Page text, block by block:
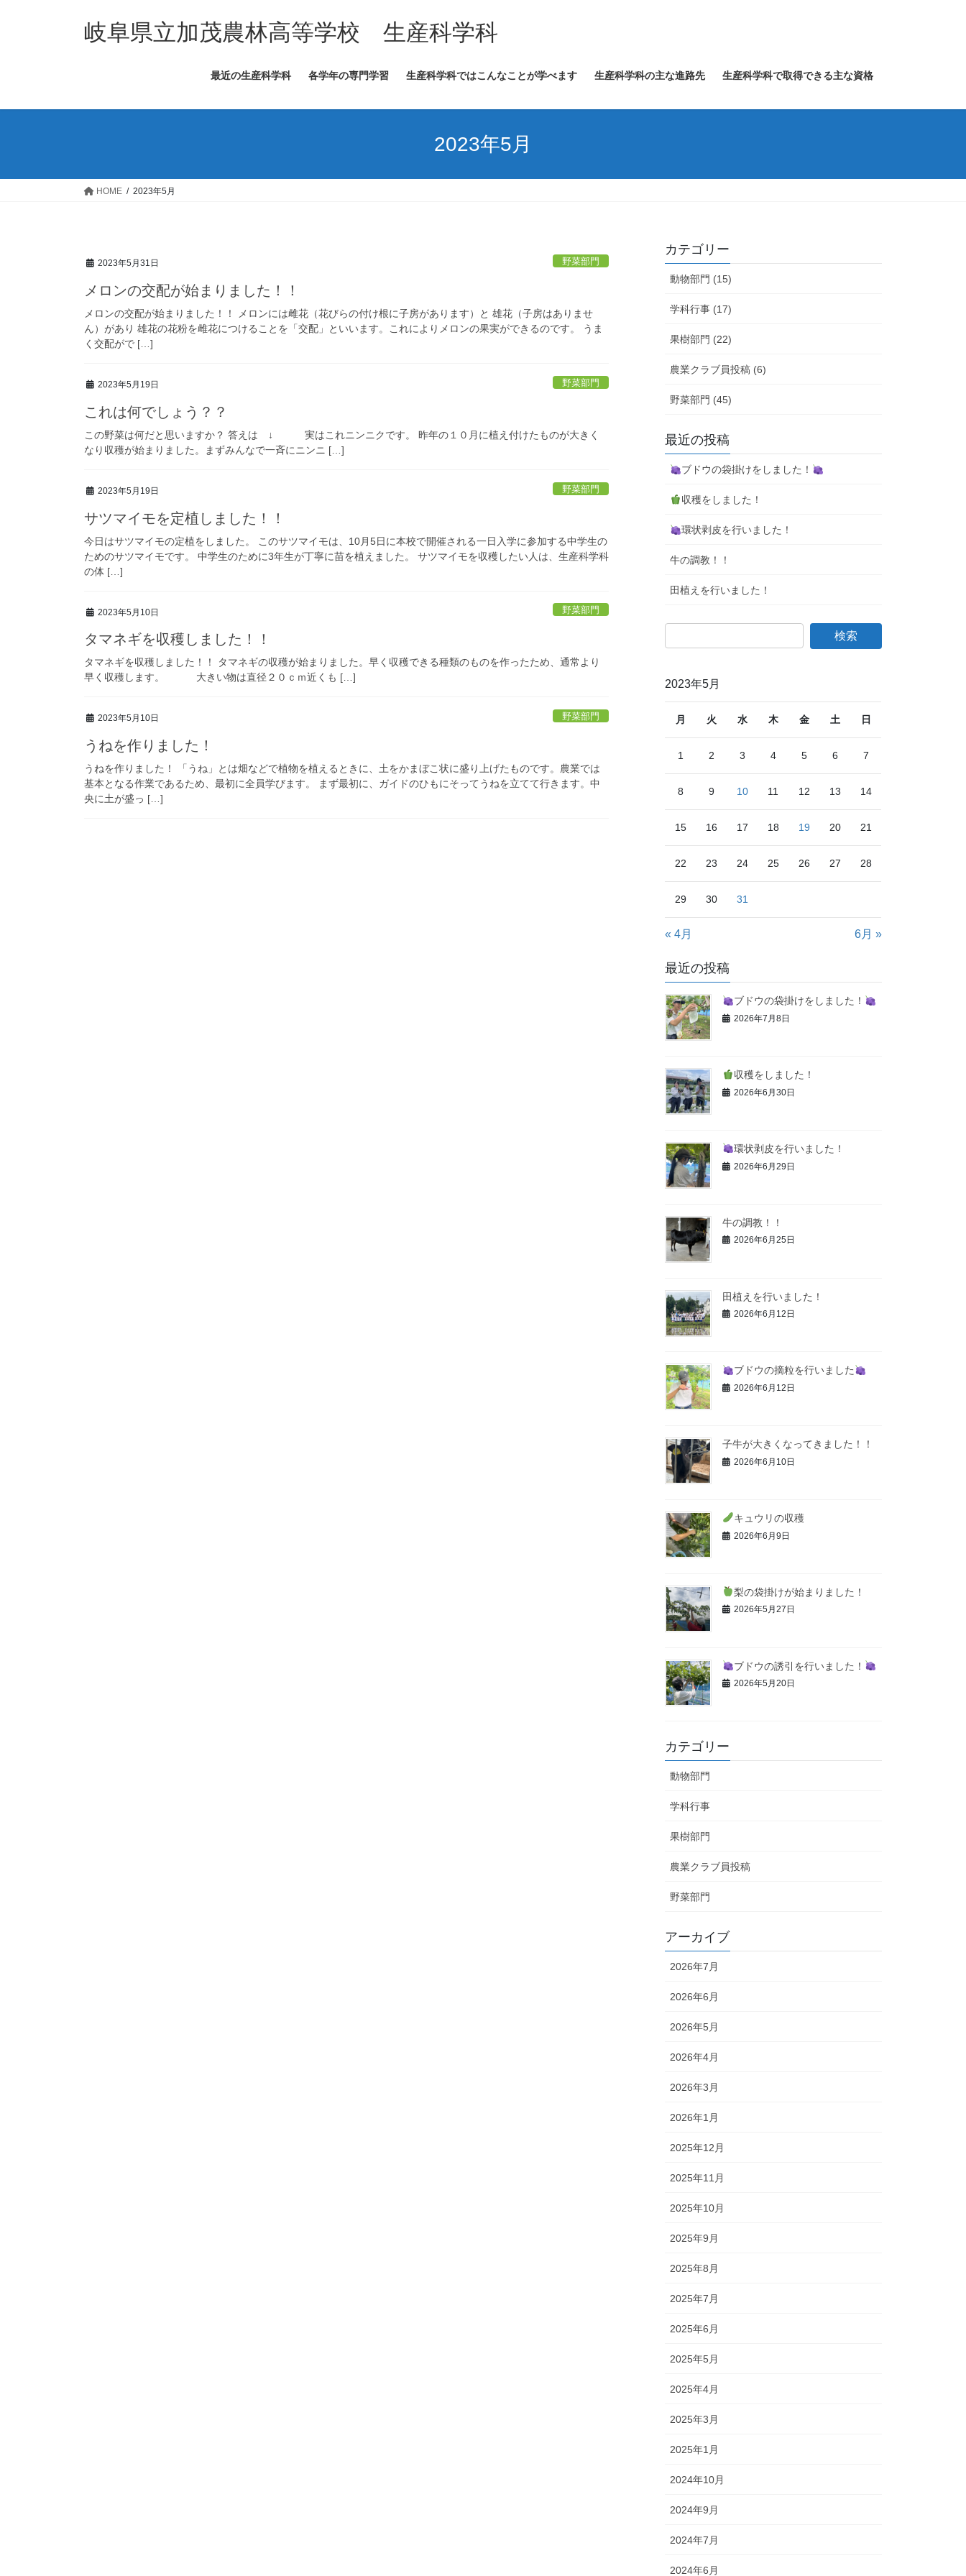
ス
ン
岐阜県立加茂農林高等学校 生産科学科
最近の生産科学科 各学年の専門学習 生産科学科ではこんなことが学べます 生産科学科の主な進路先 生産科学科で取得できる主な資格
2023年5月
HOME 2023年5月
2023年5月31日 野菜部門
メロンの交配が始まりました！！
メロンの交配が始まりました！！ メロンには雌花（花びらの付け根に子房があります）と 雄花（子房はありませ
ん）があり 雄花の花粉を雌花につけることを「交配」といいます。これによりメロンの果実ができるのです。 うま
く交配がで […]
2023年5月19日 野菜部門
これは何でしょう？？
この野菜は何だと思いますか？ 答えは ↓ 実はこれニンニクです。 昨年の１０月に植え付けたものが大きく
なり収穫が始まりました。まずみんなで一斉にニンニ […]
2023年5月19日 野菜部門
サツマイモを定植しました！！
今日はサツマイモの定植をしました。 このサツマイモは、10月5日に本校で開催される一日入学に参加する中学生の
ためのサツマイモです。 中学生のために3年生が丁寧に苗を植えました。 サツマイモを収穫したい人は、生産科学科
の体 […]
2023年5月10日 野菜部門
タマネギを収穫しました！！
タマネギを収穫しました！！ タマネギの収穫が始まりました。早く収穫できる種類のものを作ったため、通常より
早く収穫します。 大きい物は直径２０ｃｍ近くも […]
2023年5月10日 野菜部門
うねを作りました！
うねを作りました！ 「うね」とは畑などで植物を植えるときに、土をかまぼこ状に盛り上げたものです。農業では
基本となる作業であるため、最初に全員学びます。 まず最初に、ガイドのひもにそってうねを立てて行きます。中
央に土が盛っ […]
カテゴリー
動物部門 (15)
学科行事 (17)
果樹部門 (22)
農業クラブ員投稿 (6)
野菜部門 (45)
最近の投稿
ブドウの袋掛けをしました！
収穫をしました！
環状剥皮を行いました！
牛の調教！！
田植えを行いました！
索:
2023年5月
月 火 水 木 金 土 日
1 2 3 4 5 6 7
8 9 10 11 12 13 14
15 16 17 18 19 20 21
22 23 24 25 26 27 28
29 30 31
« 4月 6月 »
最近の投稿
ブドウの袋掛けをしました！
2026年7月8日
収穫をしました！
2026年6月30日
環状剥皮を行いました！
2026年6月29日
牛の調教！！
2026年6月25日
田植えを行いました！
2026年6月12日
ブドウの摘粒を行いました
2026年6月12日
子牛が大きくなってきました！！
2026年6月10日
キュウリの収穫
2026年6月9日
梨の袋掛けが始まりました！
2026年5月27日
ブドウの誘引を行いました！
2026年5月20日
カテゴリー
動物部門
学科行事
果樹部門
農業クラブ員投稿
野菜部門
アーカイブ
2026年7月
2026年6月
2026年5月
2026年4月
2026年3月
2026年1月
2025年12月
2025年11月
2025年10月
2025年9月
2025年8月
2025年7月
2025年6月
2025年5月
2025年4月
2025年3月
2025年1月
2024年10月
2024年9月
2024年7月
2024年6月